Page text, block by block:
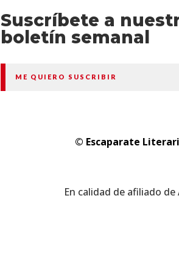
Suscríbete a
boletín semanal
ME QUIERO SUSCRIBIR
© Escaparate
En calidad de afiliado